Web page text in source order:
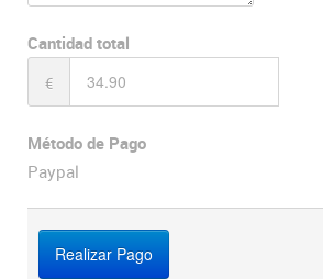
Cantidad total
€
Método de Pago
Paypal